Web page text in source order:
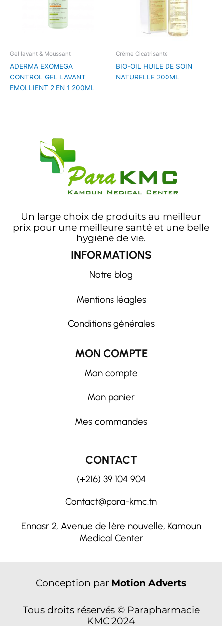
Gel lavant & Moussant
ADERMA EXOMEGA
CONTROL GEL LAVANT
EMOLLIENT 2 EN 1 200ML
Crème Cicatrisante
BIO-OIL HUILE DE SOIN
NATURELLE 200ML
Un large choix de produits au meilleur
prix pour une meilleure santé et une belle
hygiène de vie.
INFORMATIONS
Notre blog
Mentions léagles
Conditions générales
MON COMPTE
Mon compte
Mon panier
Mes commandes
CONTACT
(+216) 39 104 904
Contact@para-kmc.tn
Ennasr 2, Avenue de l'ère nouvelle, Kamoun
Medical Center
Conception par Motion Adverts
Tous droits réservés © Parapharmacie
KMC 2024